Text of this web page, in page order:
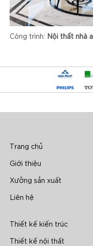
Công trình: Nội thất nhà
Trang chủ
Giới thiệu
Xưởng sản xuất
Liên hệ
Thiết kế kiến trúc
Thiết kế nội thất